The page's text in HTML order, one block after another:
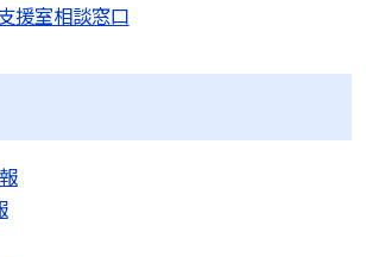
援室相談窓口